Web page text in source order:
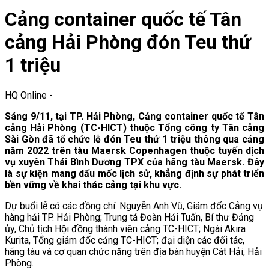
Cảng container quốc tế Tân
cảng Hải Phòng đón Teu thứ
1 triệu
HQ Online -
Sáng 9/11, tại TP. Hải Phòng, Cảng container quốc tế Tân
cảng Hải Phòng (TC-HICT) thuộc Tổng công ty Tân cảng
Sài Gòn đã tổ chức lễ đón Teu thứ 1 triệu thông qua cảng
năm 2022 trên tàu Maersk Copenhagen thuộc tuyến dịch
vụ xuyên Thái Bình Dương TPX của hãng tàu Maersk. Đây
là sự kiện mang dấu mốc lịch sử, khẳng định sự phát triển
bền vững về khai thác cảng tại khu vực.
Dự buổi lễ có các đồng chí: Nguyễn Anh Vũ, Giám đốc Cảng vụ
hàng hải TP. Hải Phòng; Trung tá Đoàn Hải Tuấn, Bí thư Đảng
ủy, Chủ tịch Hội đồng thành viên cảng TC-HICT; Ngài Akira
Kurita, Tổng giám đốc cảng TC-HICT; đại diện các đối tác,
hãng tàu và cơ quan chức năng trên địa bàn huyện Cát Hải, Hải
Phòng.